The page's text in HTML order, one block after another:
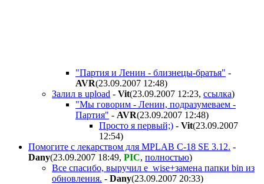
"Партия и Ленин - близнецы-братья" -
AVR(23.09.2007 12:48)
Залил в upload - Vit(23.09.2007 12:23, ссылка)
"Мы говорим - Ленин, подразумеваем -
Партия" - AVR(23.09.2007 12:48)
Просто я первый;) - Vit(23.09.2007
12:54)
Помогите с лекарством для MPLAB C-18 SE 3.12. -
Dany(23.09.2007 18:49, PIC, полностью)
Все спасибо, выручил e_wise+замена папки bin из
обновления. - Dany(23.09.2007 20:33)